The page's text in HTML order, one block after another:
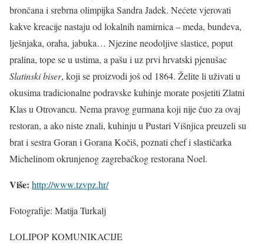
brončana i srebrna olimpijka Sandra Jadek. Nećete vjerovati
kakve kreacije nastaju od lokalnih namirnica – meda, bundeva,
lješnjaka, oraha, jabuka… Njezine neodoljive slastice, poput
pralina, tope se u ustima, a pašu i uz prvi hrvatski pjenušac
Slatinski biser, koji se proizvodi još od 1864. Želite li uživati u
okusima tradicionalne podravske kuhinje morate posjetiti Zlatni
Klas u Otrovancu. Nema pravog gurmana koji nije čuo za ovaj
restoran, a ako niste znali, kuhinju u Pustari Višnjica preuzeli su
brat i sestra Goran i Gorana Kočiš, poznati chef i slastičarka
Michelinom okrunjenog zagrebačkog restorana Noel.
Više: http://www.tzvpz.hr/
Fotografije: Matija Turkalj
LOLIPOP KOMUNIKACIJE